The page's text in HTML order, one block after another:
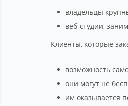
владельцы
веб-студии,
Клиенты, которые
возможность
они могут не
им оказывается